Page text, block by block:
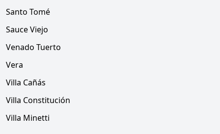
Santo Tomé
Sauce Viejo
Venado Tuerto
Vera
Villa Cañás
Villa Constitución
Villa Minetti